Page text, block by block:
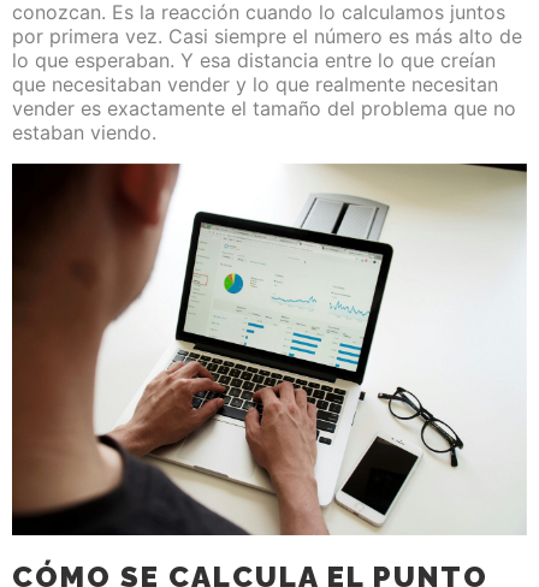
conozcan. Es la reacción cuando lo calculamos juntos
por primera vez. Casi siempre el número es más alto de
lo que esperaban. Y esa distancia entre lo que creían
que necesitaban vender y lo que realmente necesitan
vender es exactamente el tamaño del problema que no
estaban viendo.
CÓMO SE CALCULA EL PUNTO